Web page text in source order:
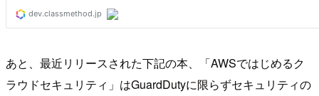
あと、最近リリースされた下記の本、「AWSではじめるク
ラウドセキュリティ」はGuardDutyに限らずセキュリティの